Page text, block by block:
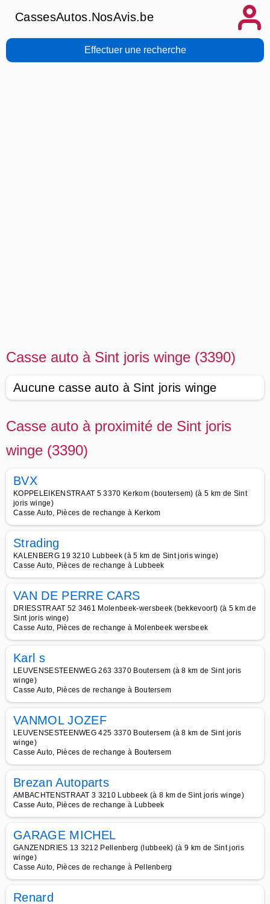
CassesAutos.NosAvis.be
Effectuer une recherche
Casse auto à Sint joris winge (3390)
Aucune casse auto à Sint joris winge
Casse auto à proximité de Sint joris
winge (3390)
BVX
KOPPELEIKENSTRAAT 5 3370 Kerkom (boutersem) (à 5 km de Sint
joris winge)
Casse Auto, Pièces de rechange à Kerkom
Strading
KALENBERG 19 3210 Lubbeek (à 5 km de Sint joris winge)
Casse Auto, Pièces de rechange à Lubbeek
VAN DE PERRE CARS
DRIESSTRAAT 52 3461 Molenbeek-wersbeek (bekkevoort) (à 5 km de
Sint joris winge)
Casse Auto, Pièces de rechange à Molenbeek wersbeek
Karl s
LEUVENSESTEENWEG 263 3370 Boutersem (à 8 km de Sint joris
winge)
Casse Auto, Pièces de rechange à Boutersem
VANMOL JOZEF
LEUVENSESTEENWEG 425 3370 Boutersem (à 8 km de Sint joris
winge)
Casse Auto, Pièces de rechange à Boutersem
Brezan Autoparts
AMBACHTENSTRAAT 3 3210 Lubbeek (à 8 km de Sint joris winge)
Casse Auto, Pièces de rechange à Lubbeek
GARAGE MICHEL
GANZENDRIES 13 3212 Pellenberg (lubbeek) (à 9 km de Sint joris
winge)
Casse Auto, Pièces de rechange à Pellenberg
Renard